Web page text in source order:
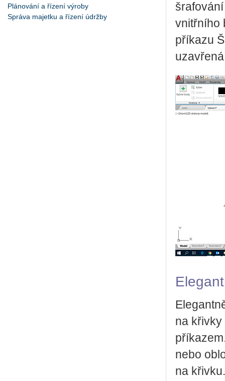
Plánování a řízení výroby
Správa majetku a řízení údržby
vnitřního
příkazu
na křivky
nebo
na